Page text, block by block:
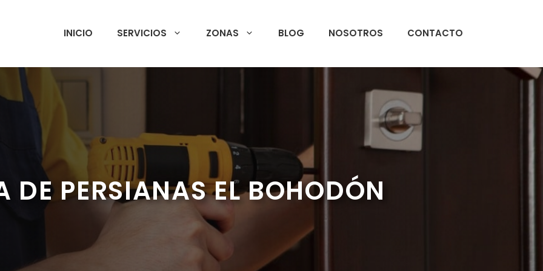
INICIO SERVICIOS ZONAS BLOG NOSOTROS CONTACTO
DE PERSIANAS EL BOHODÓN